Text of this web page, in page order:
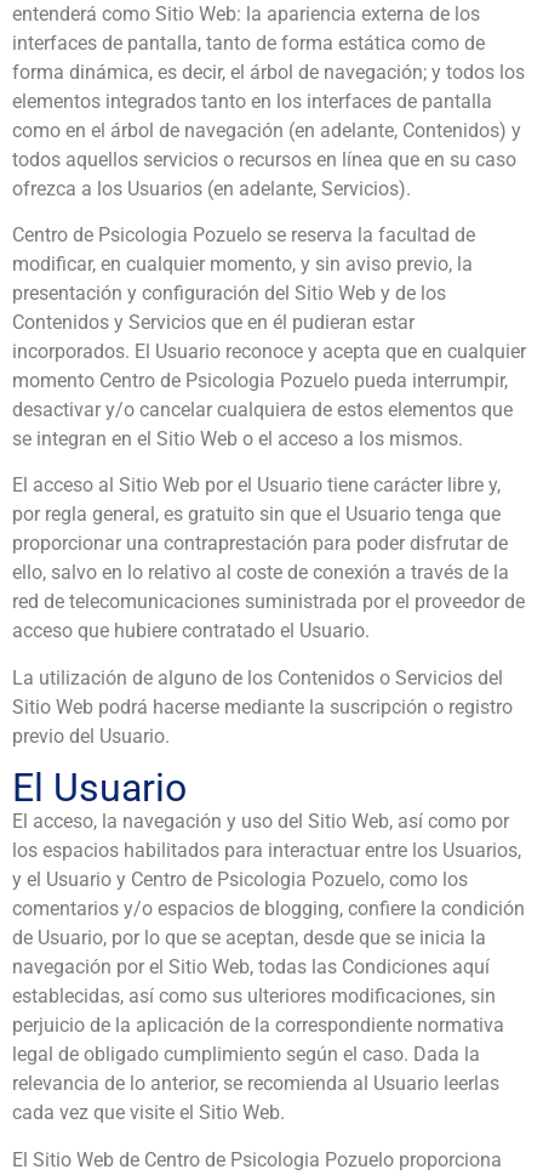
entenderá como Sitio Web: la apariencia externa de los
interfaces de pantalla, tanto de forma estática como de
forma dinámica, es decir, el árbol de navegación; y todos los
elementos integrados tanto en los interfaces de pantalla
como en el árbol de navegación (en adelante, Contenidos) y
todos aquellos servicios o recursos en línea que en su caso
ofrezca a los Usuarios (en adelante, Servicios).
Centro de Psicologia Pozuelo se reserva la facultad de
modificar, en cualquier momento, y sin aviso previo, la
presentación y configuración del Sitio Web y de los
Contenidos y Servicios que en él pudieran estar
incorporados. El Usuario reconoce y acepta que en cualquier
momento Centro de Psicologia Pozuelo pueda interrumpir,
desactivar y/o cancelar cualquiera de estos elementos que
se integran en el Sitio Web o el acceso a los mismos.
El acceso al Sitio Web por el Usuario tiene carácter libre y,
por regla general, es gratuito sin que el Usuario tenga que
proporcionar una contraprestación para poder disfrutar de
ello, salvo en lo relativo al coste de conexión a través de la
red de telecomunicaciones suministrada por el proveedor de
acceso que hubiere contratado el Usuario.
La utilización de alguno de los Contenidos o Servicios del
Sitio Web podrá hacerse mediante la suscripción o registro
previo del Usuario.
El Usuario
El acceso, la navegación y uso del Sitio Web, así como por
los espacios habilitados para interactuar entre los Usuarios,
y el Usuario y Centro de Psicologia Pozuelo, como los
comentarios y/o espacios de blogging, confiere la condición
de Usuario, por lo que se aceptan, desde que se inicia la
navegación por el Sitio Web, todas las Condiciones aquí
establecidas, así como sus ulteriores modificaciones, sin
perjuicio de la aplicación de la correspondiente normativa
legal de obligado cumplimiento según el caso. Dada la
relevancia de lo anterior, se recomienda al Usuario leerlas
cada vez que visite el Sitio Web.
El Sitio Web de Centro de Psicologia Pozuelo proporciona